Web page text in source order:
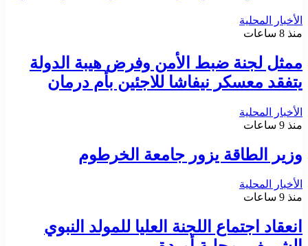
الأخبار المحلية
منذ 8 ساعات
ممثل لجنة ضبط الأمن وفرض هيبة الدولة
يتفقد معسكر نيفاشا للاجئين بأم درمان
الأخبار المحلية
منذ 9 ساعات
وزير الطاقة يزور جامعة الخرطوم
الأخبار المحلية
منذ 9 ساعات
انعقاد اجتماع اللجنة العليا للمولد النبوي